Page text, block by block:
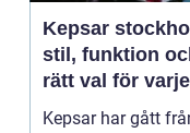
Kepsar
stil, funktion
rätt val för varje
huvud
Kepsar har gått